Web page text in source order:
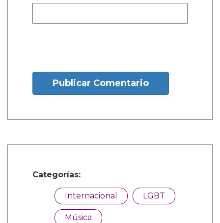
Publicar Comentario
Categorías:
Internacional LGBT
Música